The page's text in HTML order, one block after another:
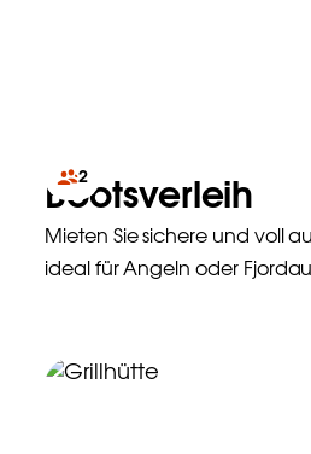
2
Bootsverleih
Mieten Sie sichere und voll
ideal für Angeln oder